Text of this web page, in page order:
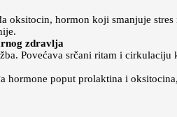
oksitocin, hormon koji smanjuje
zdravlja
Povećava srčani ritam i
hormone poput prolaktina i